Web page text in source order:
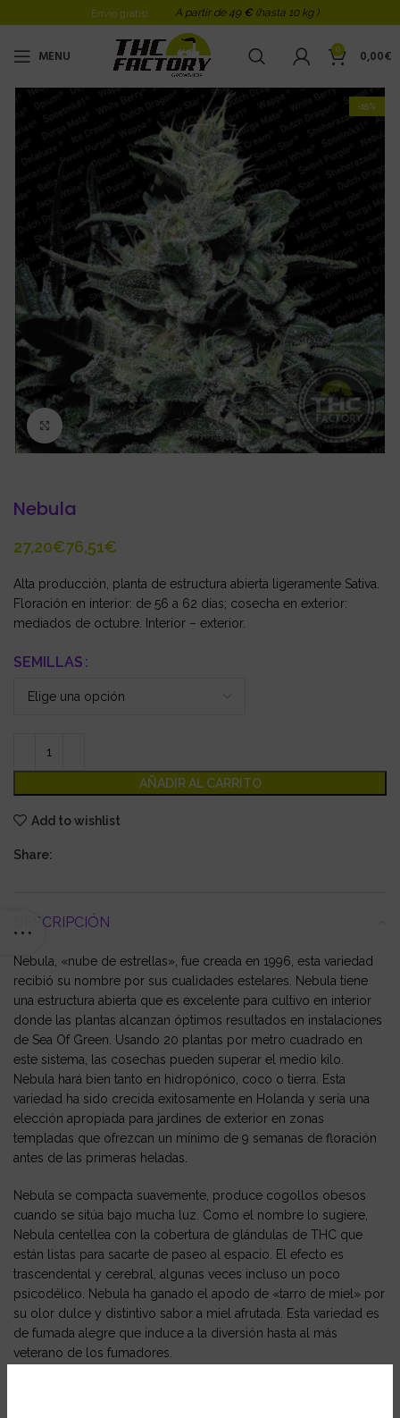
Envio gratis! A partir de 49 € (hasta 10 kg )
MENU 0 0,00€
-15%
Click to enlarge
Nebula
€ €
Alta producción, planta de estructura abierta ligeramente Sativa.
Floración en interior: de 56 a 62 días; cosecha en exterior:
mediados de octubre. Interior – exterior.
SEMILLAS
AÑADIR AL CARRITO
Add to wishlist
Share:
DESCRIPCIÓN
Nebula, «nube de estrellas», fue creada en 1996, esta variedad
recibió su nombre por sus cualidades estelares. Nebula tiene
una estructura abierta que es excelente para cultivo en interior
donde las plantas alcanzan óptimos resultados en instalaciones
de Sea Of Green. Usando 20 plantas por metro cuadrado en
este sistema, las cosechas pueden superar el medio kilo.
Nebula hará bien tanto en hidropónico, coco o tierra. Esta
variedad ha sido crecida exitosamente en Holanda y sería una
elección apropiada para jardines de exterior en zonas
templadas que ofrezcan un mínimo de 9 semanas de floración
antes de las primeras heladas.
Nebula se compacta suavemente, produce cogollos obesos
cuando se sitúa bajo mucha luz. Como el nombre lo sugiere,
Nebula centellea con la cobertura de glándulas de THC que
están listas para sacarte de paseo al espacio. El efecto es
trascendental y cerebral, algunas veces incluso un poco
psicodélico. Nebula ha ganado el apodo de «tarro de miel» por
su olor dulce y distintivo sabor a miel afrutada. Esta variedad es
de fumada alegre que induce a la diversión hasta al más
veterano de los fumadores.